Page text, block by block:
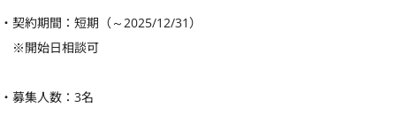
・契約期間：短期（～2025/12/31）
※開始日相談可
・募集人数：3名